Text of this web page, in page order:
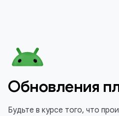
Обновления
Будьте в курсе того, что